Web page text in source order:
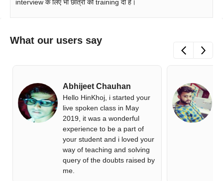
interview के लिए भी छात्रों को training दी है।
What our users say
Abhijeet Chauhan
Hello HinKhoj, i started your
live spoken class in May
2019, it was a wonderful
experience to be a part of
your student and i loved your
way of teaching and solving
query of the doubts raised by
me.